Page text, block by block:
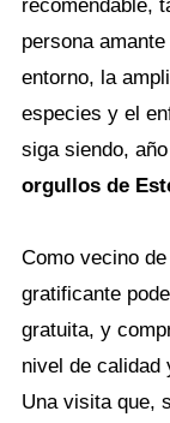
recomendable,
persona
entorno, la
especies y el
siga siendo,
orgullos de
Como vecino
gratificante
gratuita, y
nivel de calidad
Una visita que,